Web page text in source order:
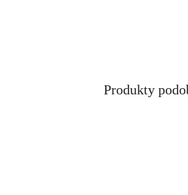
Pomiń karuzelę produktów
Produkty
Produkty